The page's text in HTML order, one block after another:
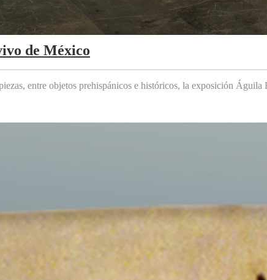
de México
entre objetos prehispánicos e históricos, la exposición